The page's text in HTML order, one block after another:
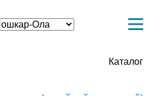
Каталог